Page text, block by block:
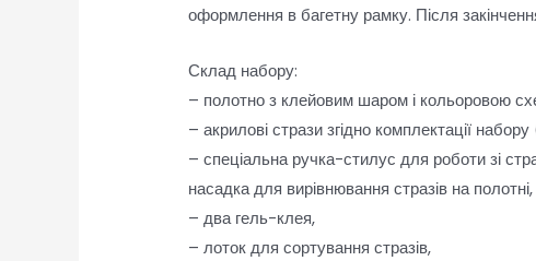
оформлення в багетну рамку. Після
Склад набору:
– полотно з клейовим шаром і кольоровою
– акрилові стрази згідно комплектації набору
– спеціальна ручка-стилус для роботи зі
насадка для вирівнювання стразів на полотні,
– два гель-клея,
– лоток для сортування стразів,